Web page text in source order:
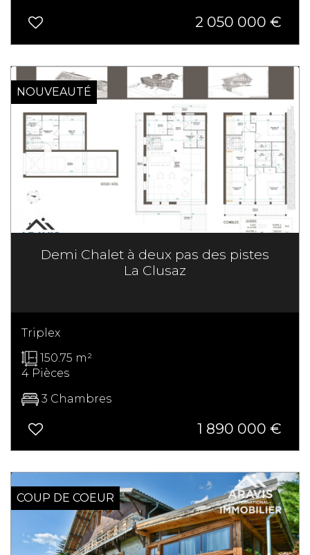
2 050 000 €
NOUVEAUTÉ
Demi Chalet à deux pas des pistes
La Clusaz
Triplex
150.75 m²
4 Pièces
3 Chambres
1 890 000 €
SOUS OFFRE
COUP DE COEUR